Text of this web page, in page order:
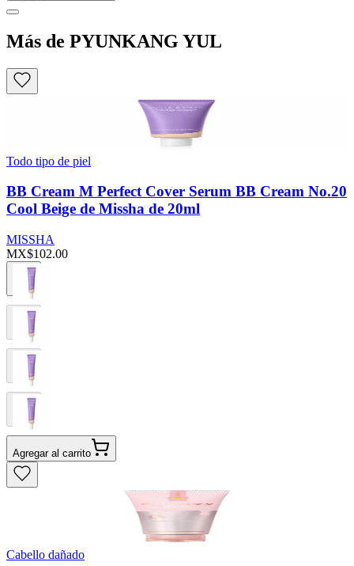
Más de PYUNKANG YUL
Todo tipo de piel
BB Cream M Perfect Cover Serum BB Cream No.20
Cool Beige de Missha de 20ml
MISSHA
MX$102.00
Agregar al carrito
Cabello dañado